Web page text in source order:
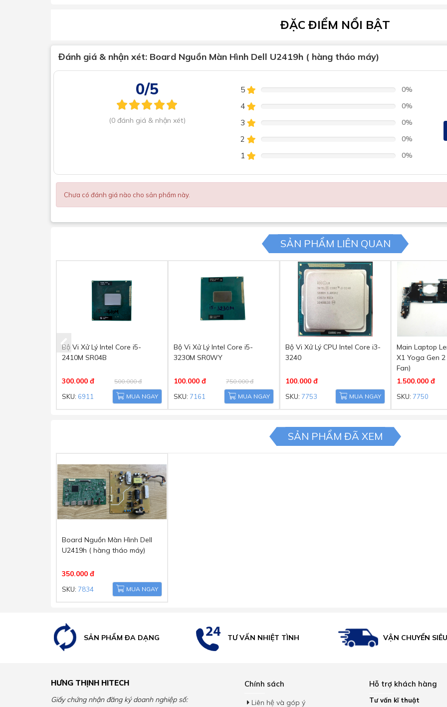
ĐẶC ĐIỂM NỔI BẬT
Đánh giá & nhận xét: Board Nguồn Màn Hình Dell U2419h ( hàng tháo máy)
0/5
(0 đánh giá & nhận xét)
5 0%
4 0%
3 0%
2 0%
1 0%
Chưa có đánh giá nào cho sản phẩm này.
SẢN PHẨM LIÊN QUAN
Bộ Vi Xử Lý Intel Core i5-
2410M SR04B
300.000 đ 500.000 đ
SKU: 6911 MUA NGAY
Bộ Vi Xử Lý Intel Core i5-
3230M SR0WY
100.000 đ 750.000 đ
SKU: 7161 MUA NGAY
Bộ Vi Xử Lý CPU Intel Core i3-
3240
100.000 đ
SKU: 7753 MUA NGAY
Main Laptop
X1 Yoga Gen
Fan)
1.500.000 đ
SKU: 7750
SẢN PHẨM ĐÃ XEM
Board Nguồn Màn Hình Dell
U2419h ( hàng tháo máy)
350.000 đ
SKU: 7834 MUA NGAY
SẢN PHẨM ĐA DẠNG TƯ VẤN NHIỆT TÌNH VẬN CHUYỂN
HƯNG THỊNH HITECH
Giấy chứng nhận đăng ký doanh nghiệp số:
Chính sách
Liên hệ và góp ý
Hỗ trợ khách hàng
Tư vấn kĩ thuật